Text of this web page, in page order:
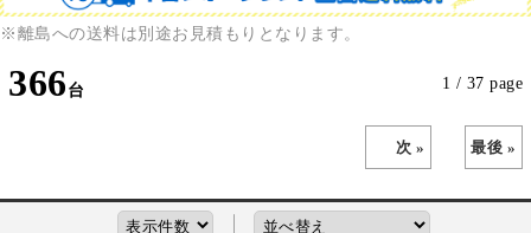
※離島への送料は別途お見積もりとなります。
366 1 / 37 page
次 » 最後 »